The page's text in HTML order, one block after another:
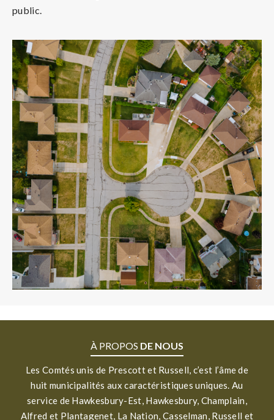
public.
À PROPOS DE NOUS
Les Comtés unis de Prescott et Russell, c’est l’âme de
huit municipalités aux caractéristiques uniques. Au
service de Hawkesbury-Est, Hawkesbury, Champlain,
Alfred et Plantagenet, La Nation, Casselman, Russell et